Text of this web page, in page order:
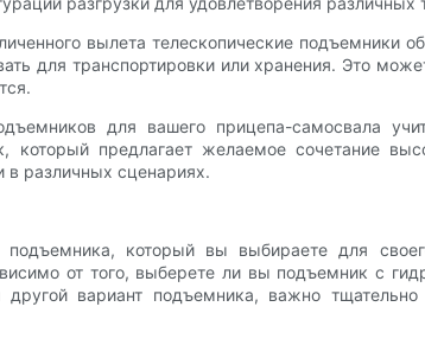
вылета телескопические
для транспортировки или хранения. Это
для вашего прицепа-самосвала
который предлагает желаемое сочетание
в различных сценариях.
который вы выбираете для
от того, выберете ли вы подъемник с
другой вариант подъемника, важно